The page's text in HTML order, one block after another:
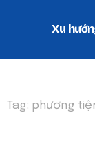
Xu
Tag: phương